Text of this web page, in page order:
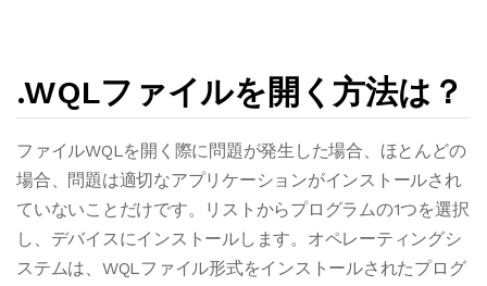
.WQLファイルを開く方法は？
ファイルWQLを開く際に問題が発生した場合、ほとんどの
場合、問題は適切なアプリケーションがインストールされ
ていないことだけです。リストからプログラムの1つを選択
し、デバイスにインストールします。オペレーティングシ
ステムは、WQLファイル形式をインストールされたプログ